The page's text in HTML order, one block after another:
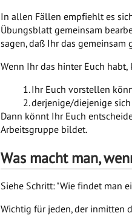
In allen Fällen empfiehlt es
Übungsblatt gemeinsam
sagen, daß Ihr das
Wenn Ihr das hinter Euch
Ihr Euch vorstellen
derjenige/diejenige
Dann könnt Ihr Euch
Arbeitsgruppe bildet.
Was macht man,
Siehe Schritt: "Wie findet man
Wichtig für jeden, der inmitten